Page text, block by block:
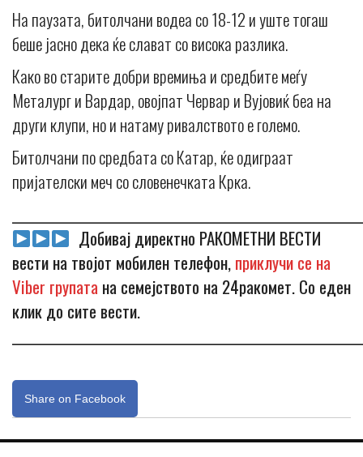
На паузата, битолчани водеа со 18-12 и уште тогаш
беше јасно дека ќе слават со висока разлика.
Како во старите добри времиња и средбите меѓу
Металург и Вардар, овојпат Червар и Вујовиќ беа на
други клупи, но и натаму ривалството е големо.
Битолчани по средбата со Катар, ќе одиграат
пријателски меч со словенечката Крка.
Добивај директно РАКОМЕТНИ ВЕСТИ
вести на твојот мобилен телефон,приклучи се на
Viber групата на семејството на 24ракомет. Со еден
клик до сите вести.
Share on Facebook